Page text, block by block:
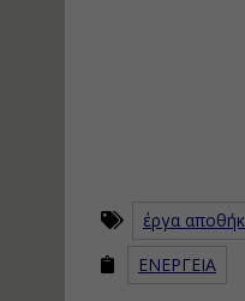
έργα
ΕΝΕΡΓΕΙΑ